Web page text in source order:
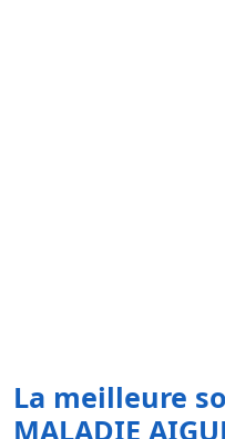
La meilleure
MALADIE